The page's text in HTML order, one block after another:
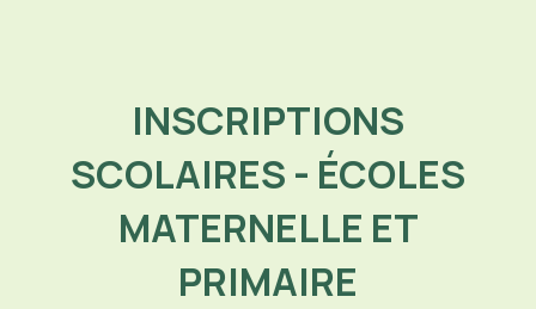
INSCRIPTIONS
SCOLAIRES - ÉCOLES
MATERNELLE ET
PRIMAIRE